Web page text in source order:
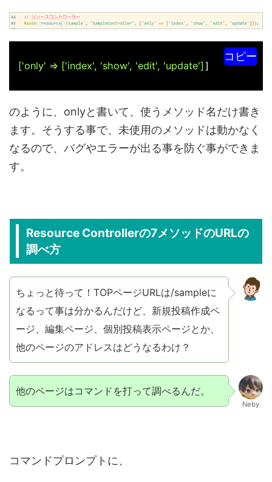
コピー
['only' => ['index', 'show', 'edit', 'update'] ]
のように、onlyと書いて、使うメソッド名だけ書き
ます。そうする事で、未使用のメソッドは動かなく
なるので、バグやエラーが出る事を防ぐ事ができま
す。
Resource Controllerの7メソッドのURLの
調べ方
ちょっと待って！TOPページURLは/sampleに
なるって事は分かるんだけど、新規投稿作成ペ
ージ、編集ページ、個別投稿表示ページとか、
他のページのアドレスはどうなるわけ？
他のページはコマンドを打って調べるんだ。
Neby
コマンドプロンプトに、